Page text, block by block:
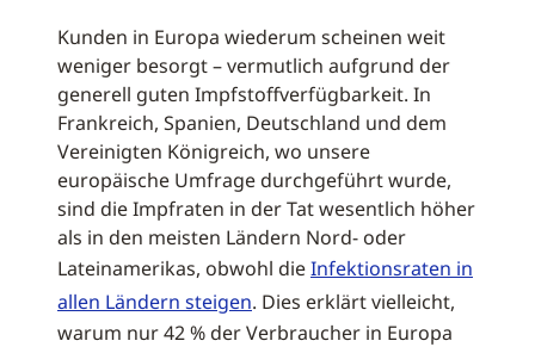
Kunden in Europa wiederum scheinen weit
weniger besorgt – vermutlich aufgrund der
generell guten Impfstoffverfügbarkeit. In
Frankreich, Spanien, Deutschland und dem
Vereinigten Königreich, wo unsere
europäische Umfrage durchgeführt wurde,
sind die Impfraten in der Tat wesentlich höher
als in den meisten Ländern Nord- oder
Lateinamerikas, obwohl dieInfektionsraten in
allen Ländern steigen. Dies erklärt vielleicht,
warum nur 42 % der Verbraucher in Europa